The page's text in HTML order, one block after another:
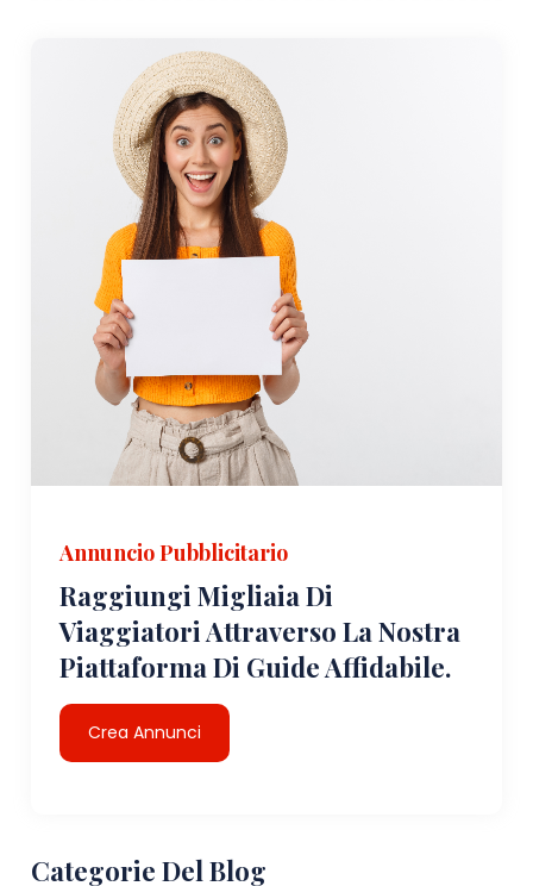
Annuncio Pubblicitario
Raggiungi Migliaia Di
Viaggiatori Attraverso La Nostra
Piattaforma Di Guide Affidabile.
Crea Annunci
Categorie Del Blog